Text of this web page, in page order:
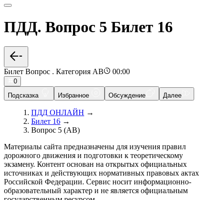
ПДД. Вопрос 5 Билет 16
Билет Вопрос . Категория AB 00:00
0
Подсказка
Избранное Обсуждение Далее
ПДД ОНЛАЙН →
Билет 16 →
Вопрос 5 (AB)
Материалы сайта предназначены для изучения правил
дорожного движения и подготовки к теоретическому
экзамену. Контент основан на открытых официальных
источниках и действующих нормативных правовых актах
Российской Федерации. Сервис носит информационно-
образовательный характер и не является официальным